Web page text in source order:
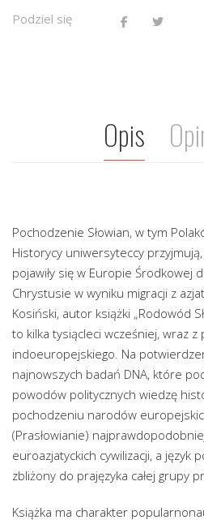
Podziel się
Opis
Pochodzenie Słowian, w tym
Historycy uniwersyteccy
pojawiły się w Europie Środkowej
Chrystusie w wyniku migracji z
Kosiński, autor książki „Rodowód
to kilka tysiącleci wcześniej, wraz
indoeuropejskiego. Na
najnowszych badań DNA, które
powodów politycznych wiedzę
pochodzeniu narodów
(Prasłowianie)
euroazjatyckich cywilizacji, a język
zbliżony do prajęzyka całej grupy
Książka ma charakter